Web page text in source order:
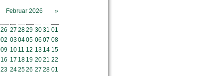
Februar 2026
»
26 27 2829 3031 01
02 030405 06 07 08
09 10 11 12 13 14 15
16 17 18 19 2021 22
23 242526 27 28 01